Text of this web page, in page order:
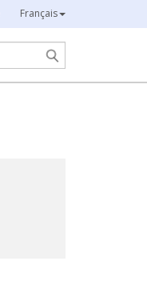
Français